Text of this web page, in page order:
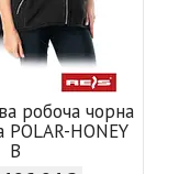
робоча чорна
HONEY
B